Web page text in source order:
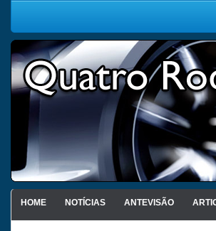
HOME NOTÍCIAS ANTEVISÃO